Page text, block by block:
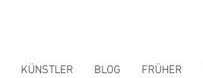
KÜNSTLER BLOG FRÜHER